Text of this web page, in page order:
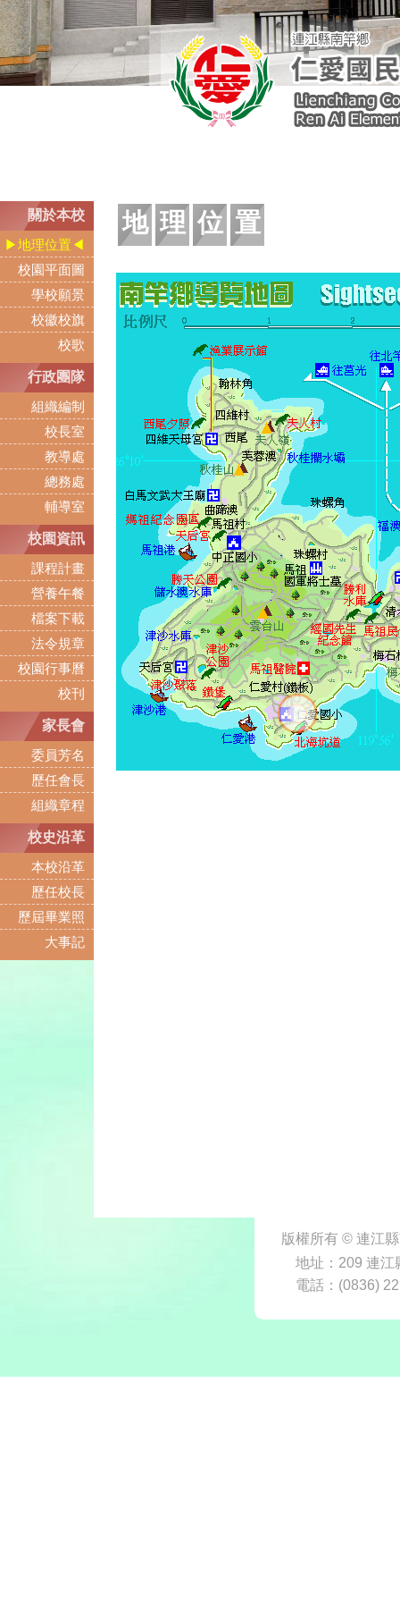
關於本校
地理位置
校園平面圖
學校願景
校徽校旗
校歌
行政團隊
組織編制
校長室
教導處
總務處
輔導室
校園資訊
課程計畫
營養午餐
檔案下載
法令規章
校園行事曆
校刊
家長會
委員芳名
歷任會長
組織章程
校史沿革
本校沿革
歷任校長
歷屆畢業照
大事記
地理位置
版權所有 © 連江
地址：209 連江
電話：(0836)